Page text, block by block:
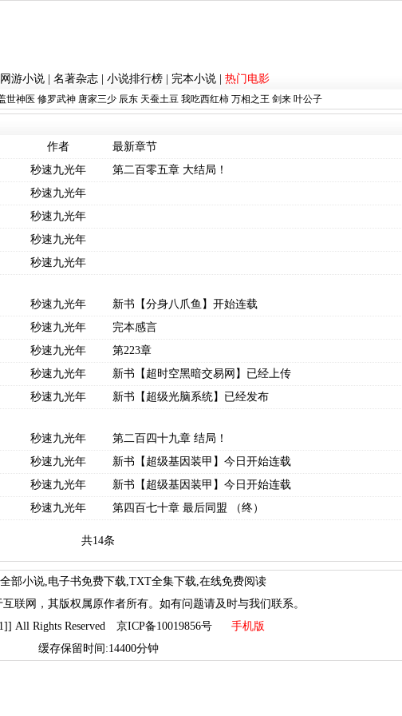
网游小说| 名著杂志| 小说排行榜| 完本小说| 热门电影
世神医 修罗武神 唐家三少 辰东 天蚕土豆 我吃西红柿 万相之王 剑来 叶公子
作者 最新章节
秒速九光年 第二百零五章 大结局！
秒速九光年
秒速九光年
秒速九光年
秒速九光年
秒速九光年 新书【分身八爪鱼】开始连载
秒速九光年 完本感言
秒速九光年 第223章
秒速九光年 新书【超时空黑暗交易网】已经上传
秒速九光年 新书【超级光脑系统】已经发布
秒速九光年 第二百四十九章 结局！
秒速九光年 新书【超级基因装甲】今日开始连载
秒速九光年 新书【超级基因装甲】今日开始连载
秒速九光年 第四百七十章 最后同盟 （终）
共14条
部小说,电子书免费下载,TXT全集下载,在线免费阅读
联网，其版权属原作者所有。如有问题请及时与我们联系。
All Rights Reserved 京ICP备10019856号 手机版
缓存保留时间:14400分钟